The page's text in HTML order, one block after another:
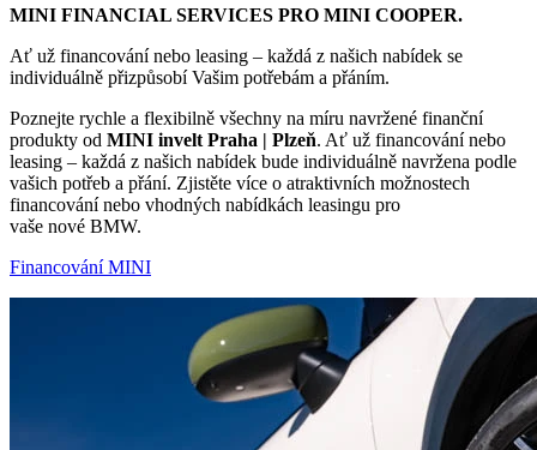
MINI FINANCIAL SERVICES PRO MINI COOPER.
Ať už financování nebo leasing – každá z našich nabídek se
individuálně přizpůsobí Vašim potřebám a přáním.
Poznejte rychle a flexibilně všechny na míru navržené finanční
produkty od MINI invelt Praha | Plzeň. Ať už financování nebo
leasing – každá z našich nabídek bude individuálně navržena podle
vašich potřeb a přání. Zjistěte více o atraktivních možnostech
financování nebo vhodných nabídkách leasingu pro
vaše nové BMW.
Financování MINI